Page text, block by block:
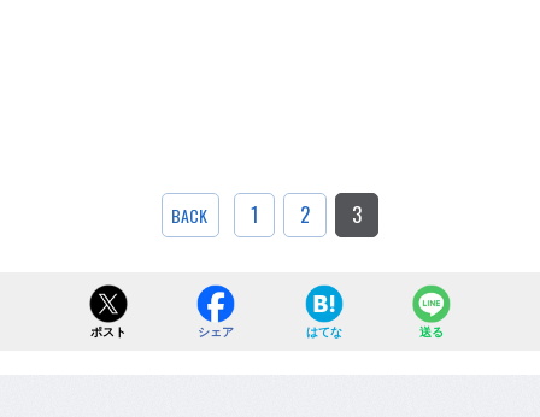
BACK 1 2 3
ポスト シェア はてな 送る